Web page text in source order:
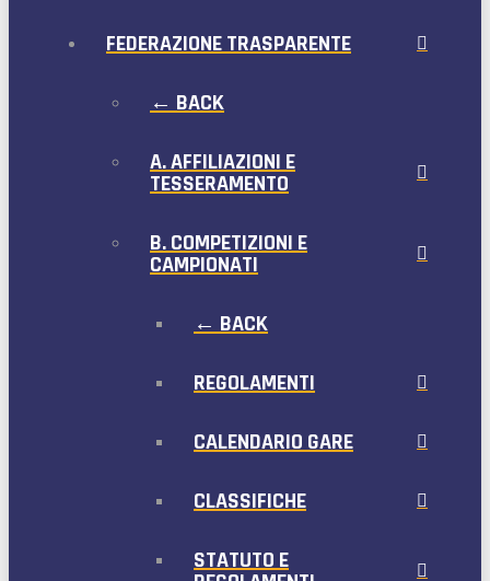
FEDERAZIONE TRASPARENTE
← BACK
A. AFFILIAZIONI E
TESSERAMENTO
B. COMPETIZIONI E
CAMPIONATI
← BACK
REGOLAMENTI
CALENDARIO GARE
CLASSIFICHE
STATUTO E